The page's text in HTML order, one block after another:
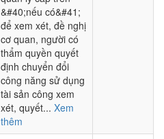
&#40;nếu có&#41;
để xem xét, đề nghị
cơ quan, người có
thẩm quyền quyết
định chuyển đổi
công năng sử dụng
tài sản công xem
xét, quyết... Xem
thêm